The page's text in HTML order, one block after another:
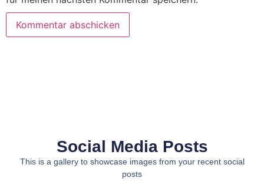
Social Media Posts
This is a gallery to showcase images from your recent social
posts